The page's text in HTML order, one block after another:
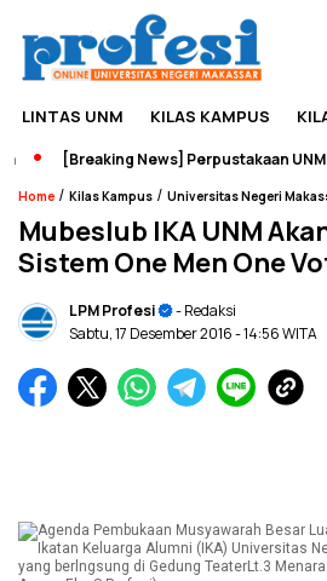
LINTAS UNM KILAS KAMPUS
[Breaking News] Perpustakaan UNM
Home / Kilas Kampus / Universitas Negeri
Mubeslub IKA UNM
Sistem One Men One
LPM Profesi
- Redaksi
Sabtu, 17 Desember 2016- 14:56 WITA